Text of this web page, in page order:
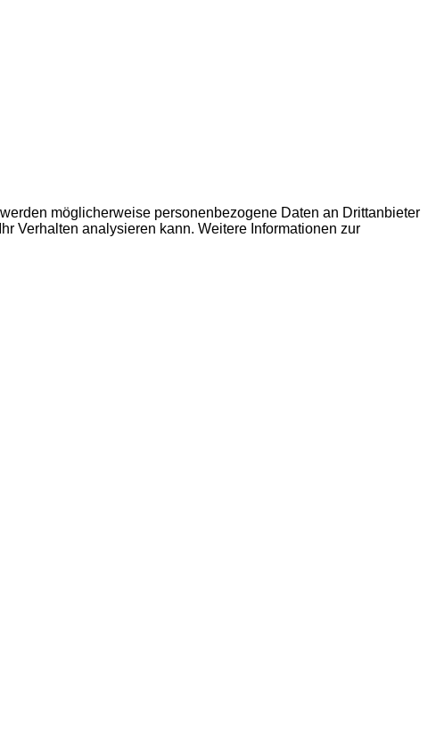
möglicherweise personenbezogene Daten an Drittanbieter
Verhalten analysieren kann. Weitere Informationen zur